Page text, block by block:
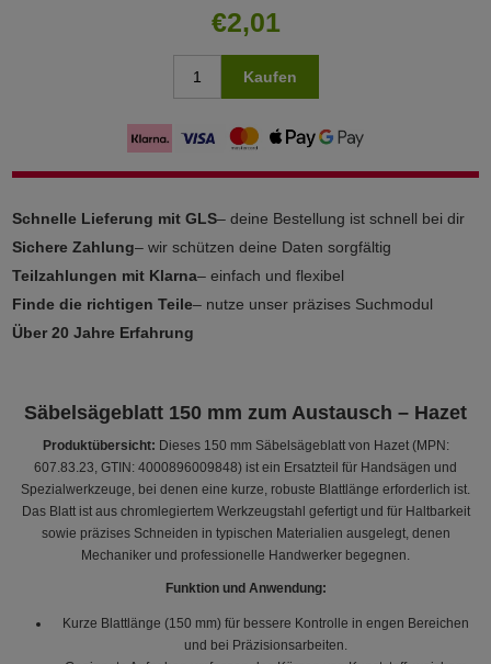
€2,01
Kaufen
Schnelle Lieferung mit GLS– deine Bestellung ist schnell bei dir
Sichere Zahlung– wir schützen deine Daten sorgfältig
Teilzahlungen mit Klarna– einfach und flexibel
Finde die richtigen Teile– nutze unser präzises Suchmodul
Über 20 Jahre Erfahrung
Säbelsägeblatt 150 mm zum Austausch – Hazet
Produktübersicht: Dieses 150 mm Säbelsägeblatt von Hazet (MPN:
607.83.23, GTIN: 4000896009848) ist ein Ersatzteil für Handsägen und
Spezialwerkzeuge, bei denen eine kurze, robuste Blattlänge erforderlich ist.
Das Blatt ist aus chromlegiertem Werkzeugstahl gefertigt und für Haltbarkeit
sowie präzises Schneiden in typischen Materialien ausgelegt, denen
Mechaniker und professionelle Handwerker begegnen.
Funktion und Anwendung:
Kurze Blattlänge (150 mm) für bessere Kontrolle in engen Bereichen
und bei Präzisionsarbeiten.